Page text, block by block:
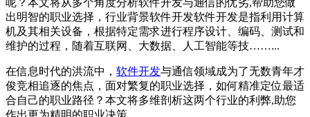
呢？本文将从多个角度分析软件开发与通信的优劣,帮助您做
出明智的职业选择，行业背景软件开发软件开发是指利用计算
机及其相关设备，根据特定需求进行程序设计、编码、测试和
维护的过程，随着互联网、大数据、人工智能等技……...
在信息时代的洪流中， 软件开发与通信领域成为了无数青年才
俊竞相追逐的焦点，面对繁复的职业选择，如何精准定位最适
合自己的职业路径？本文将多维剖析这两个行业的利弊,助您
作出更为精明的职业决策。